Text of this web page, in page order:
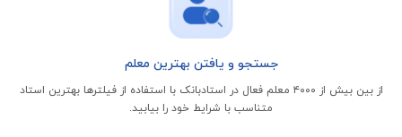
جستجو و یافتن بهترین معلم
از بین بیش از ۴۰۰۰ معلم فعال در استادبانک با استفاده از فیلتر‌ها بهترین استاد
متناسب با شرایط خود را بیابید.